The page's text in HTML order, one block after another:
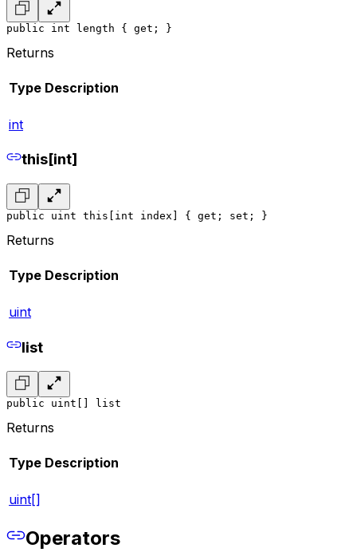
public int length { get; }
Returns
Type Description
int
this[int]
public uint this[int index] { get; set; }
Returns
Type Description
uint
list
public uint[] list
Returns
Type Description
uint[]
Operators